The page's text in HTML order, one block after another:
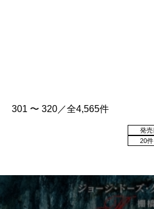
301 〜 320／全4,565件
20件